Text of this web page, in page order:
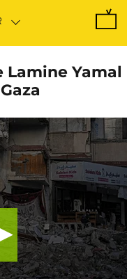
Yamal